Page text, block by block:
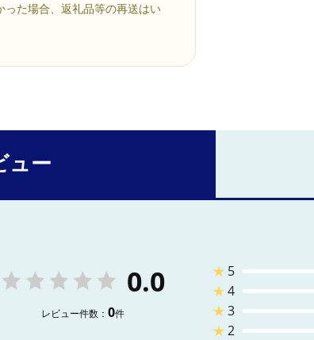
た場合、返礼品等の再送はい
ュー
0.0
レビュー件数： 0件
★ 5
★4
★3
★2